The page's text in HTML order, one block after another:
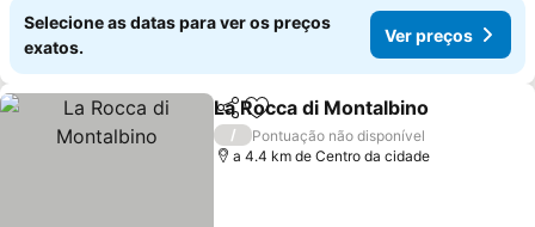
Selecione as datas para ver os preços
exatos.
Ver preços
PartilharAdicionar aos favoritos
La Rocca di Montalbino
/
Pontuação não disponível
a 4.4 km de Centro da cidade